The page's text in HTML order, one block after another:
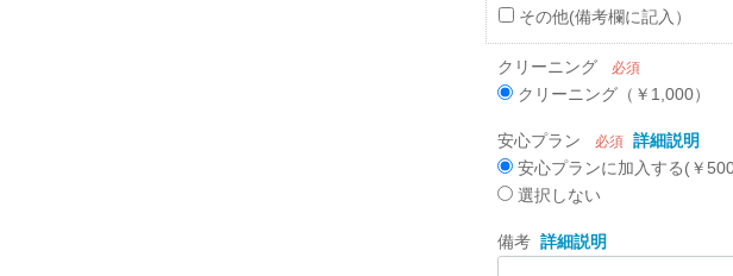
その他(備考欄に記入）
クリーニング 必須
クリーニング（￥1,000）
安心プラン 必須 詳細説明
安心プランに加入する(￥
選択しない
備考 詳細説明